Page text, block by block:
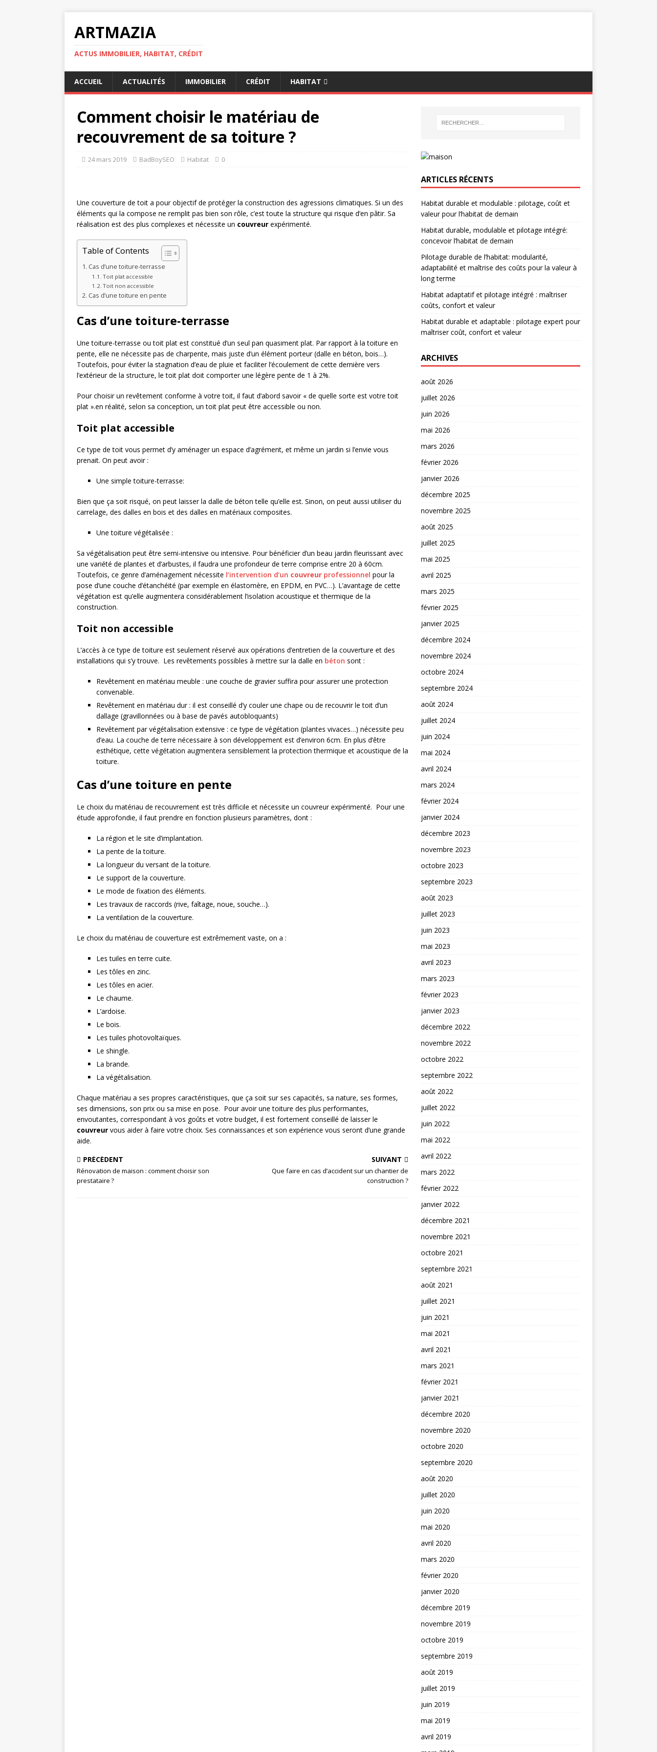
ARTMAZIA
ACTUS IMMOBILIER, HABITAT, CRÉDIT
ACCUEIL ACTUALITÉS IMMOBILIER CRÉDIT HABITAT
Comment choisir le matériau de
recouvrement de sa toiture ?
24 mars 2019 BadBoySEO Habitat 0
Une couverture de toit a pour objectif de protéger la construction des agressions climatiques. Si un des
éléments qui la compose ne remplit pas bien son rôle, c’est toute la structure qui risque d’en pâtir. Sa
réalisation est des plus complexes et nécessite un couvreur expérimenté.
Table of Contents
Cas d’une toiture-terrasse
Toit plat accessible
Toit non accessible
Cas d’une toiture en pente
Cas d’une toiture-terrasse
Une toiture-terrasse ou toit plat est constitué d’un seul pan quasiment plat. Par rapport à la toiture en
pente, elle ne nécessite pas de charpente, mais juste d’un élément porteur (dalle en béton, bois…).
Toutefois, pour éviter la stagnation d’eau de pluie et faciliter l’écoulement de cette dernière vers
l’extérieur de la structure, le toit plat doit comporter une légère pente de 1 à 2%.
Pour choisir un revêtement conforme à votre toit, il faut d’abord savoir « de quelle sorte est votre toit
plat ».en réalité, selon sa conception, un toit plat peut être accessible ou non.
Toit plat accessible
Ce type de toit vous permet d’y aménager un espace d’agrément, et même un jardin si l’envie vous
prenait. On peut avoir :
Une simple toiture-terrasse:
Bien que ça soit risqué, on peut laisser la dalle de béton telle qu’elle est. Sinon, on peut aussi utiliser du
carrelage, des dalles en bois et des dalles en matériaux composites.
Une toiture végétalisée :
Sa végétalisation peut être semi-intensive ou intensive. Pour bénéficier d’un beau jardin fleurissant avec
une variété de plantes et d’arbustes, il faudra une profondeur de terre comprise entre 20 à 60cm.
Toutefois, ce genre d’aménagement nécessite l’intervention d’un couvreur professionnel pour la
pose d’une couche d’étanchéité (par exemple en élastomère, en EPDM, en PVC…). L’avantage de cette
végétation est qu’elle augmentera considérablement l’isolation acoustique et thermique de la
construction.
Toit non accessible
L’accès à ce type de toiture est seulement réservé aux opérations d’entretien de la couverture et des
installations qui s’y trouve. Les revêtements possibles à mettre sur la dalle en béton sont :
Revêtement en matériau meuble : une couche de gravier suffira pour assurer une protection
convenable.
Revêtement en matériau dur : il est conseillé d’y couler une chape ou de recouvrir le toit d’un
dallage (gravillonnées ou à base de pavés autobloquants)
Revêtement par végétalisation extensive : ce type de végétation (plantes vivaces…) nécessite peu
d’eau. La couche de terre nécessaire à son développement est d’environ 6cm. En plus d’être
esthétique, cette végétation augmentera sensiblement la protection thermique et acoustique de la
toiture.
Cas d’une toiture en pente
Le choix du matériau de recouvrement est très difficile et nécessite un couvreur expérimenté. Pour une
étude approfondie, il faut prendre en fonction plusieurs paramètres, dont :
La région et le site d’implantation.
La pente de la toiture.
La longueur du versant de la toiture.
Le support de la couverture.
Le mode de fixation des éléments.
Les travaux de raccords (rive, faîtage, noue, souche…).
La ventilation de la couverture.
Le choix du matériau de couverture est extrêmement vaste, on a :
Les tuiles en terre cuite.
Les tôles en zinc.
Les tôles en acier.
Le chaume.
L’ardoise.
Le bois.
Les tuiles photovoltaïques.
Le shingle.
La brande.
La végétalisation.
Chaque matériau a ses propres caractéristiques, que ça soit sur ses capacités, sa nature, ses formes,
ses dimensions, son prix ou sa mise en pose. Pour avoir une toiture des plus performantes,
envoutantes, correspondant à vos goûts et votre budget, il est fortement conseillé de laisser le
couvreur vous aider à faire votre choix. Ses connaissances et son expérience vous seront d’une grande
aide.
PRÉCÉDENT
Rénovation de maison : comment choisir son
prestataire ?
SUIVANT
Que faire en cas d’accident sur un chantier de
construction ?
ARTICLES RÉCENTS
Habitat durable et modulable : pilotage, coût et
valeur pour l’habitat de demain
Habitat durable, modulable et pilotage intégré:
concevoir l’habitat de demain
Pilotage durable de l’habitat: modularité,
adaptabilité et maîtrise des coûts pour la valeur à
long terme
Habitat adaptatif et pilotage intégré : maîtriser
coûts, confort et valeur
Habitat durable et adaptable : pilotage expert pour
maîtriser coût, confort et valeur
ARCHIVES
août 2026
juillet 2026
juin 2026
mai 2026
mars 2026
février 2026
janvier 2026
décembre 2025
novembre 2025
août 2025
juillet 2025
mai 2025
avril 2025
mars 2025
février 2025
janvier 2025
décembre 2024
novembre 2024
octobre 2024
septembre 2024
août 2024
juillet 2024
juin 2024
mai 2024
avril 2024
mars 2024
février 2024
janvier 2024
décembre 2023
novembre 2023
octobre 2023
septembre 2023
août 2023
juillet 2023
juin 2023
mai 2023
avril 2023
mars 2023
février 2023
janvier 2023
décembre 2022
novembre 2022
octobre 2022
septembre 2022
août 2022
juillet 2022
juin 2022
mai 2022
avril 2022
mars 2022
février 2022
janvier 2022
décembre 2021
novembre 2021
octobre 2021
septembre 2021
août 2021
juillet 2021
juin 2021
mai 2021
avril 2021
mars 2021
février 2021
janvier 2021
décembre 2020
novembre 2020
octobre 2020
septembre 2020
août 2020
juillet 2020
juin 2020
mai 2020
avril 2020
mars 2020
février 2020
janvier 2020
décembre 2019
novembre 2019
octobre 2019
septembre 2019
août 2019
juillet 2019
juin 2019
mai 2019
avril 2019